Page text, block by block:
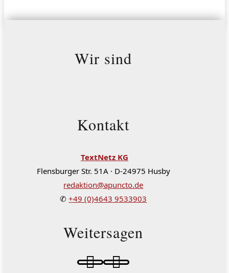
Wir sind
Kontakt
TextNetz KG
Flensburger Str. 51A · D-24975 Husby
redaktion@apuncto.de
✆+49 (0)4643 9533903
Weitersagen
 